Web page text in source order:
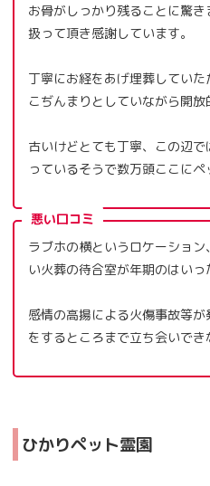
お骨がしっかり残ることに驚
扱って頂き感謝しています。
丁寧にお経をあげ埋葬してい
こぢんまりとしていながら開放
古いけどとても丁寧、この辺
っているそうで数万頭ここに
悪い口コミ
ラブホの横というロケーショ
い火葬の待合室が年期のはい
感情の高揚による火傷事故等
をするところまで立ち会いでき
ひかりペット霊園